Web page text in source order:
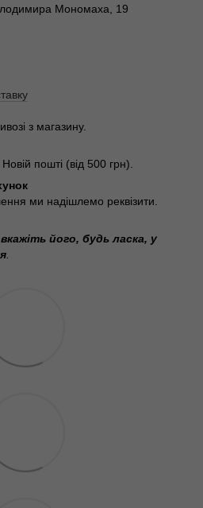
Мономаха, 19
з магазину.
пошті (від 500 грн).
ми надішлемо реквізити.
вкажіть його, будь ласка, у